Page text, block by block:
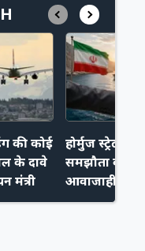
की कोई
के दावे
मंत्री
होर्मुज स्ट्रेट
समझौता
आवाजाही हो